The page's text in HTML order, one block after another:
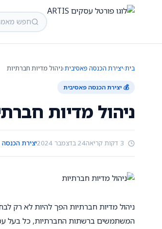
בית›יצירת הכנסה פאסיבית›ניהול מדיות חברתיות
💰 יצירת הכנסה פאסיבית
ניהול מדיות
24 בדצמבר 2024 יצירת
ניהול מדיות חברתיות הפך להיות לא רק
המשתמשים ברשתות החברתיות, כל בעל עסק